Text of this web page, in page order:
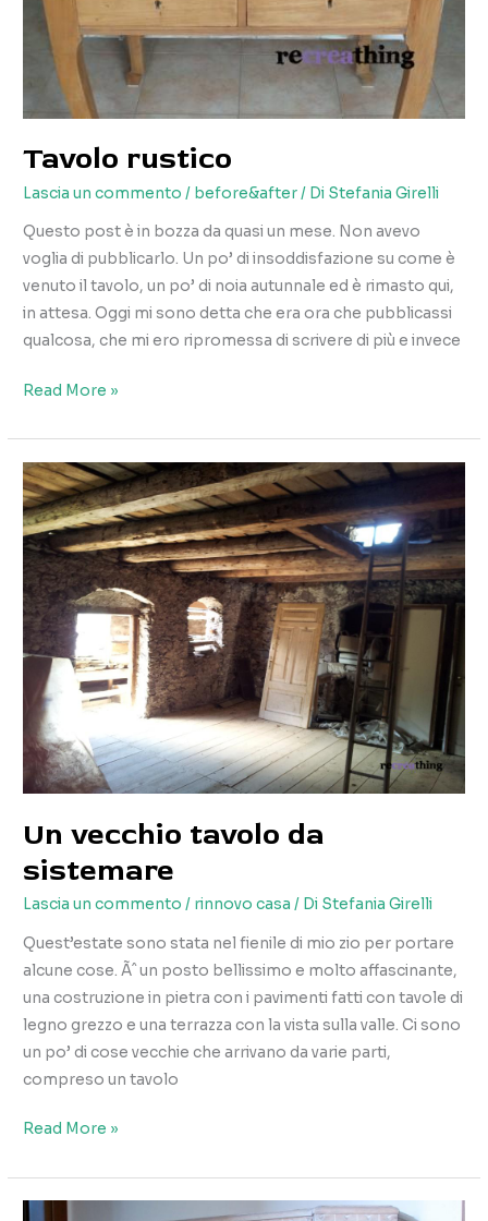
Tavolo rustico
Lascia un commento / before&after/ Di Stefania Girelli
Questo post è in bozza da quasi un mese. Non avevo
voglia di pubblicarlo. Un po’ di insoddisfazione su come è
venuto il tavolo, un po’ di noia autunnale ed è rimasto qui,
in attesa. Oggi mi sono detta che era ora che pubblicassi
qualcosa, che mi ero ripromessa di scrivere di più e invece
Tavolo
Read More »
Un vecchio tavolo da
sistemare
Lascia un commento / rinnovo casa / Di Stefania Girelli
Quest’estate sono stata nel fienile di mio zio per portare
alcune cose. Ãˆ un posto bellissimo e molto affascinante,
una costruzione in pietra con i pavimenti fatti con tavole di
legno grezzo e una terrazza con la vista sulla valle. Ci sono
un po’ di cose vecchie che arrivano da varie parti,
compreso un tavolo
Un
tavolo
da
Read More »